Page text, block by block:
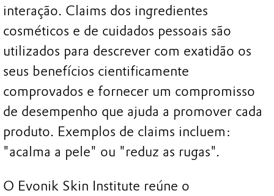
interação. Claims dos ingredientes
cosméticos e de cuidados pessoais são
utilizados para descrever com exatidão os
seus benefícios cientificamente
comprovados e fornecer um compromisso
de desempenho que ajuda a promover cada
produto. Exemplos de claims incluem:
"acalma a pele" ou "reduz as rugas".
O Evonik Skin Institute reúne o